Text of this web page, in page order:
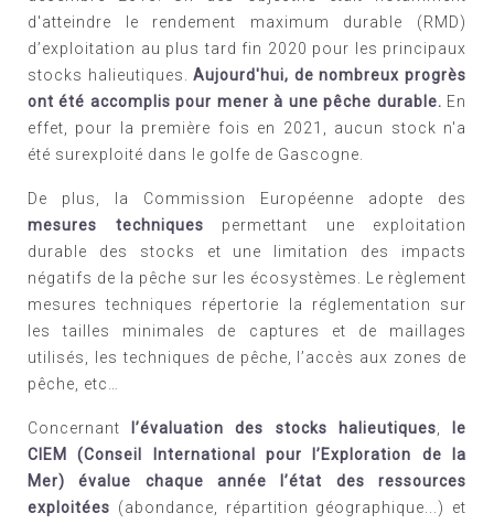
d'atteindre le rendement maximum durable (RMD)
d’exploitation au plus tard fin 2020 pour les principaux
stocks halieutiques
Aujourd'hui, de nombreux progrès
ont été accomplis pour mener à une pêche durable. En
effet, pour la première fois en 2021, aucun stock n'a
été surexploité dans le golfe de Gascogne.
De plus, la Commission Européenne adopte des
mesures techniques permettant une exploitation
durable des stocks et une limitation des impacts
négatifs de la pêche sur les écosystèmes. Le règlement
mesures techniques répertorie la réglementation sur
les tailles minimales de captures et de maillages
utilisés, les techniques de pêche, l’accès aux zones de
pêche, etc…
Concernant l’évaluation des stocks halieutiques
le
CIEM (Conseil International pour l’Exploration de la
Mer) évalue chaque année l’état des ressources
exploitées (abondance, répartition géographique...) et